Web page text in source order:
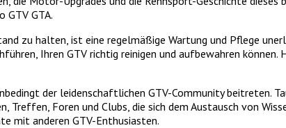
GTV GTA.
zu halten, ist eine regelmäßige Wartung und Pflege
Ihren GTV richtig reinigen und aufbewahren
der leidenschaftlichen GTV-Community beitreten.
Treffen, Foren und Clubs, die sich dem Austausch von
mit anderen GTV-Enthusiasten.